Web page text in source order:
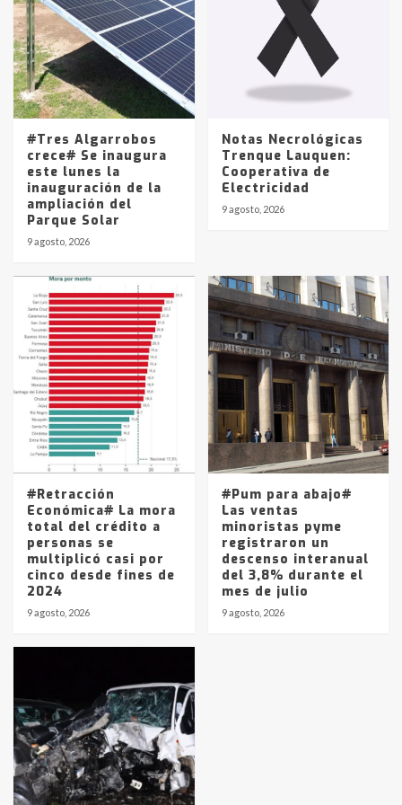
4
joven de Trenque Lauquen
5
Los precios de los combustibles en
La Pampa, desde YPF hasta Axion
entre 857 a 1338 pesos
#Tres Algarrobos
crece# Se inaugura
este lunes la
inauguración de la
ampliación del
Parque Solar
9 agosto, 2026
Notas Necrológicas
Trenque Lauquen:
Cooperativa de
Electricidad
9 agosto, 2026
#Retracción
Económica# La mora
total del crédito a
personas se
multiplicó casi por
cinco desde fines de
2024
9 agosto, 2026
#Pum para abajo#
Las ventas
minoristas pyme
registraron un
descenso interanual
del 3,8% durante el
mes de julio
9 agosto, 2026